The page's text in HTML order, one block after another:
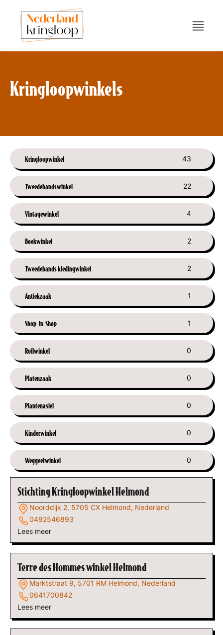
Kringloopwinkels
Kringloopwinkel 43
Tweedehandswinkel 22
Vintagewinkel 4
Boekwinkel 2
Tweedehands kledingwinkel 2
Antiekzaak 1
Shop-in-Shop 1
Ruilwinkel 0
Platenzaak 0
Plantenasiel 0
Kinderwinkel 0
Weggeefwinkel 0
Stichting Kringloopwinkel Helmond
Noorddijk 2, 5705 CX Helmond, Nederland
0492546893
Lees meer
Terre des Hommes winkel Helmond
Marktstraat 9, 5701 RM Helmond, Nederland
0641700842
Lees meer